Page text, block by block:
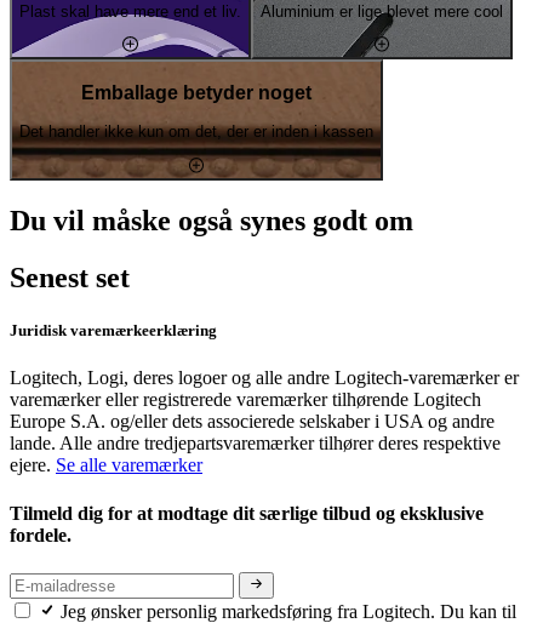
Plast skal have mere end et liv. Aluminium er lige blevet mere cool
Emballage betyder noget
Det handler ikke kun om det, der er inden i kassen
Du vil måske også synes godt om
Senest set
Juridisk varemærkeerklæring
Logitech, Logi, deres logoer og alle andre Logitech-varemærker er
varemærker eller registrerede varemærker tilhørende Logitech
Europe S.A. og/eller dets associerede selskaber i USA og andre
lande. Alle andre tredjepartsvaremærker tilhører deres respektive
ejere. Se alle varemærker
Tilmeld dig for at modtage dit særlige tilbud og eksklusive
fordele.
Jeg ønsker personlig markedsføring fra Logitech. Du kan til